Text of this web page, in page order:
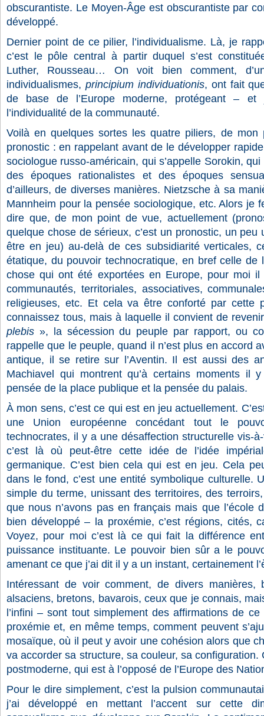
obscurantiste. Le Moyen-Âge est obscurantiste par
développé.
Dernier point de ce pilier, l’individualisme. Là, je
c’est le pôle central à partir duquel s’est
Luther, Rousseau… On voit bien comment,
individualismes, principium individuationis, ont fait
de base de l’Europe moderne, protégeant –
l’individualité de la communauté.
Voilà en quelques sortes les quatre piliers, de
pronostic : en rappelant avant de le développer
sociologue russo-américain, qui s’appelle Sorokin,
des époques rationalistes et des époques
d’ailleurs, de diverses manières. Nietzsche à sa
Mannheim pour la pensée sociologique, etc. Alors je
dire que, de mon point de vue, actuellement
quelque chose de sérieux, c’est un pronostic, un
être en jeu) au-delà de ces subsidiarité verticales,
étatique, du pouvoir technocratique, en bref celle de
chose qui ont été exportées en Europe, pour moi
communautés, territoriales, associatives,
religieuses, etc. Et cela va être conforté par cette
connaissez tous, mais à laquelle il convient de
plebis », la sécession du peuple par rapport, ou
rappelle que le peuple, quand il n’est plus en accord
antique, il se retire sur l’Aventin. Il est aussi des
Machiavel qui montrent qu’à certains moments il
pensée de la place publique et la pensée du palais.
À mon sens, c’est ce qui est en jeu actuellement.
une Union européenne concédant tout le
technocrates, il y a une désaffection structurelle vis-
c’est là où peut-être cette idée de l’idée
germanique. C’est bien cela qui est en jeu. Cela
dans le fond, c’est une entité symbolique culturelle.
simple du terme, unissant des territoires, des
que nous n’avons pas en français mais que l’école
bien développé – la proxémie, c’est régions, cités,
Voyez, pour moi c’est là ce qui fait la différence
puissance instituante. Le pouvoir bien sûr a le
amenant ce que j’ai dit il y a un instant, certainement
Intéressant de voir comment, de divers manières,
alsaciens, bretons, bavarois, ceux que je connais,
l’infini – sont tout simplement des affirmations de
proxémie et, en même temps, comment peuvent
mosaïque, où il peut y avoir une cohésion alors que
va accorder sa structure, sa couleur, sa configuration.
postmoderne, qui est à l’opposé de l’Europe des
Pour le dire simplement, c’est la pulsion
j’ai développé en mettant l’accent sur cette